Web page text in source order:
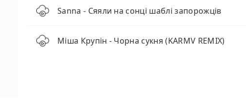
Sanna - Сяяли на сонці шаблі запорожців
Міша Крупін - Чорна сукня (KARMV REMIX)